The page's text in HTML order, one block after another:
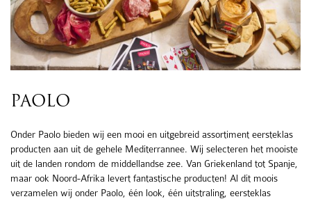
PAOLO
Onder Paolo bieden wij een mooi en uitgebreid assortiment eersteklas
producten aan uit de gehele Mediterrannee. Wij selecteren het mooiste
uit de landen rondom de middellandse zee. Van Griekenland tot Spanje,
maar ook Noord-Afrika levert fantastische producten! Al dit moois
verzamelen wij onder Paolo, één look, één uitstraling, eersteklas